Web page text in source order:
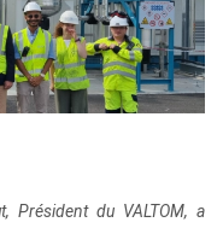
, Président du VALTOM, a